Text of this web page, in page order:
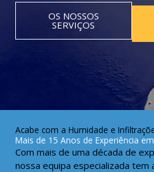
OS NOSSOS
SERVIÇOS
Acabe com a Humidade e
Mais de 15 Anos de Experiência
Com mais de uma década de
nossa equipa especializada